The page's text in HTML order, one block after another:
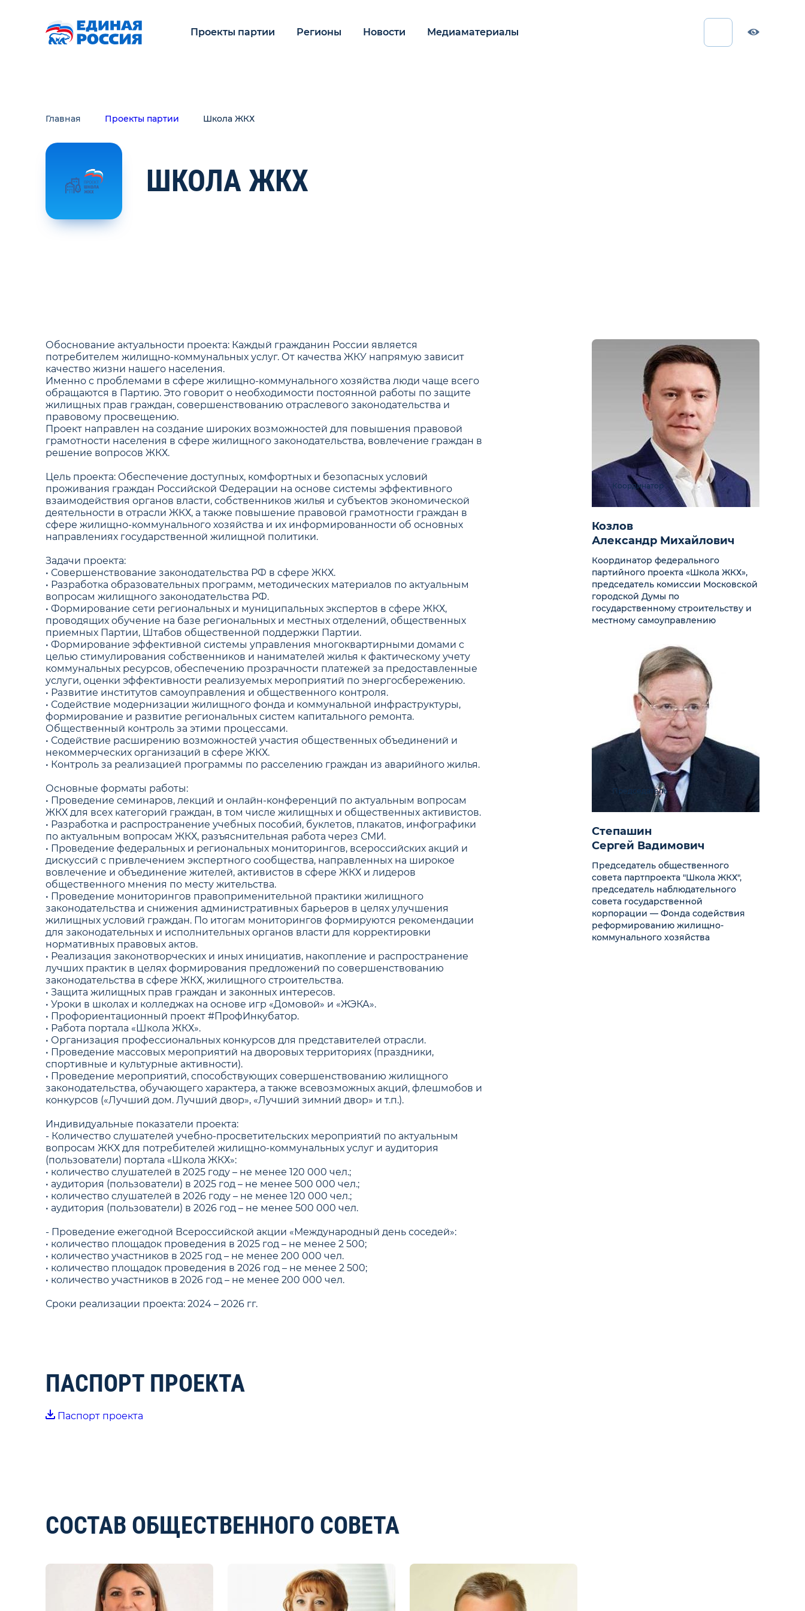
Проекты партии Регионы Новости Медиаматериалы
Главная Проекты партии Школа ЖКХ
ШКОЛА ЖКХ
Обоснование актуальности проекта: Каждый гражданин России является
потребителем жилищно-коммунальных услуг. От качества ЖКУ напрямую зависит
качество жизни нашего населения.
Именно с проблемами в сфере жилищно-коммунального хозяйства люди чаще всего
обращаются в Партию. Это говорит о необходимости постоянной работы по защите
жилищных прав граждан, совершенствованию отраслевого законодательства и
правовому просвещению.
Проект направлен на создание широких возможностей для повышения правовой
грамотности населения в сфере жилищного законодательства, вовлечение граждан в
решение вопросов ЖКХ.
Цель проекта: Обеспечение доступных, комфортных и безопасных условий
проживания граждан Российской Федерации на основе системы эффективного
взаимодействия органов власти, собственников жилья и субъектов экономической
деятельности в отрасли ЖКХ, а также повышение правовой грамотности граждан в
сфере жилищно-коммунального хозяйства и их информированности об основных
направлениях государственной жилищной политики.
Задачи проекта:
• Совершенствование законодательства РФ в сфере ЖКХ.
• Разработка образовательных программ, методических материалов по актуальным
вопросам жилищного законодательства РФ.
• Формирование сети региональных и муниципальных экспертов в сфере ЖКХ,
проводящих обучение на базе региональных и местных отделений, общественных
приемных Партии, Штабов общественной поддержки Партии.
• Формирование эффективной системы управления многоквартирными домами с
целью стимулирования собственников и нанимателей жилья к фактическому учету
коммунальных ресурсов, обеспечению прозрачности платежей за предоставленные
услуги, оценки эффективности реализуемых мероприятий по энергосбережению.
• Развитие институтов самоуправления и общественного контроля.
• Содействие модернизации жилищного фонда и коммунальной инфраструктуры,
формирование и развитие региональных систем капитального ремонта.
Общественный контроль за этими процессами.
• Содействие расширению возможностей участия общественных объединений и
некоммерческих организаций в сфере ЖКХ.
• Контроль за реализацией программы по расселению граждан из аварийного жилья.
Основные форматы работы:
• Проведение семинаров, лекций и онлайн-конференций по актуальным вопросам
ЖКХ для всех категорий граждан, в том числе жилищных и общественных активистов.
• Разработка и распространение учебных пособий, буклетов, плакатов, инфографики
по актуальным вопросам ЖКХ, разъяснительная работа через СМИ.
• Проведение федеральных и региональных мониторингов, всероссийских акций и
дискуссий с привлечением экспертного сообщества, направленных на широкое
вовлечение и объединение жителей, активистов в сфере ЖКХ и лидеров
общественного мнения по месту жительства.
• Проведение мониторингов правоприменительной практики жилищного
законодательства и снижения административных барьеров в целях улучшения
жилищных условий граждан. По итогам мониторингов формируются рекомендации
для законодательных и исполнительных органов власти для корректировки
нормативных правовых актов.
• Реализация законотворческих и иных инициатив, накопление и распространение
лучших практик в целях формирования предложений по совершенствованию
законодательства в сфере ЖКХ, жилищного строительства.
• Защита жилищных прав граждан и законных интересов.
• Уроки в школах и колледжах на основе игр «Домовой» и «ЖЭКА».
• Профориентационный проект #ПрофИнкубатор.
• Работа портала «Школа ЖКХ».
• Организация профессиональных конкурсов для представителей отрасли.
• Проведение массовых мероприятий на дворовых территориях (праздники,
спортивные и культурные активности).
• Проведение мероприятий, способствующих совершенствованию жилищного
законодательства, обучающего характера, а также всевозможных акций, флешмобов и
конкурсов («Лучший дом. Лучший двор», «Лучший зимний двор» и т.п.).
Индивидуальные показатели проекта:
- Количество слушателей учебно-просветительских мероприятий по актуальным
вопросам ЖКХ для потребителей жилищно-коммунальных услуг и аудитория
(пользователи) портала «Школа ЖКХ»:
• количество слушателей в 2025 году – не менее 120 000 чел.;
• аудитория (пользователи) в 2025 год – не менее 500 000 чел.;
• количество слушателей в 2026 году – не менее 120 000 чел.;
• аудитория (пользователи) в 2026 год – не менее 500 000 чел.
- Проведение ежегодной Всероссийской акции «Международный день соседей»:
• количество площадок проведения в 2025 год – не менее 2 500;
• количество участников в 2025 год – не менее 200 000 чел.
• количество площадок проведения в 2026 год – не менее 2 500;
• количество участников в 2026 год – не менее 200 000 чел.
Сроки реализации проекта: 2024 – 2026 гг.
Координатор
Козлов
Александр Михайлович
Координатор федерального
партийного проекта «Школа ЖКХ»,
председатель комиссии Московской
городской Думы по
государственному строительству и
местному самоуправлению
Председатель
Степашин
Сергей Вадимович
Председатель общественного
совета партпроекта "Школа ЖКХ",
председатель наблюдательного
совета государственной
корпорации — Фонда содействия
реформированию жилищно-
коммунального хозяйства
ПАСПОРТ ПРОЕКТА
Паспорт проекта
СОСТАВ ОБЩЕСТВЕННОГО СОВЕТА